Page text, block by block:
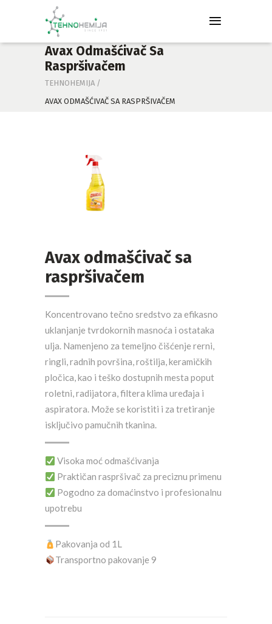
Avax Odmašćivač Sa
Raspršivačem
TEHNOHEMIJA /
AVAX ODMAŠĆIVAČ SA RASPRŠIVAČEM
Avax odmašćivač sa
raspršivačem
Koncentrovano tečno sredstvo za efikasno
uklanjanje tvrdokornih masnoća i ostataka
ulja. Namenjeno za temeljno čišćenje rerni,
ringli, radnih površina, roštilja, keramičkih
pločica, kao i teško dostupnih mesta poput
roletni, radijatora, filtera klima uređaja i
aspiratora. Može se koristiti i za tretiranje
isključivo pamučnih tkanina.
Visoka moć odmašćivanja
Praktičan raspršivač za preciznu primenu
Pogodno za domaćinstvo i profesionalnu
upotrebu
Pakovanja od 1L
Transportno pakovanje 9